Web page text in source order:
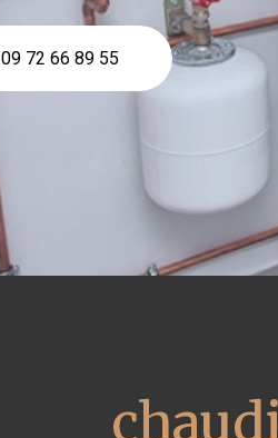
09 72 66 89 55